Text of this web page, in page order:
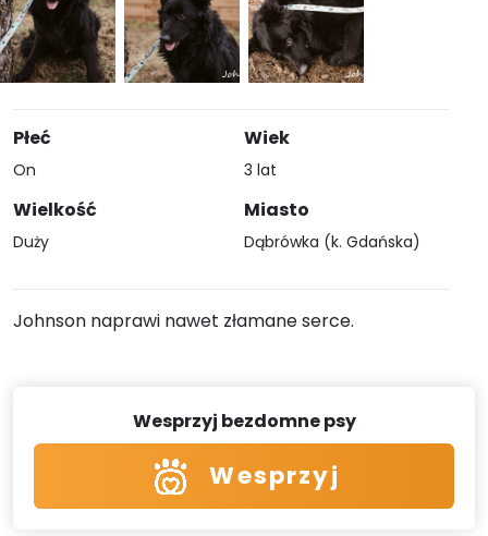
Płeć
On
Wielkość
Duży
Wiek
3 lat
Miasto
Dąbrówka (k. Gdańska)
Johnson naprawi nawet złamane serce.
Wesprzyj bezdomne psy
Wesprzyj